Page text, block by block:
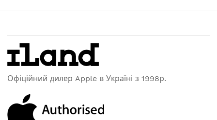
Офіційний дилер Apple в Україні з 1998р.